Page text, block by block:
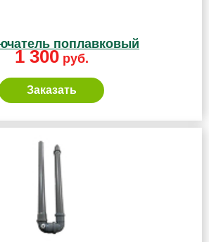
поплавковый
1 300руб.
Заказать